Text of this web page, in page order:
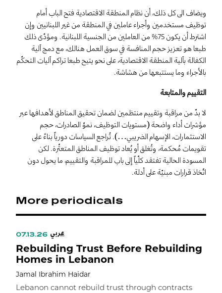
ويضاف الى كل ذلك، أن نظام المنطقة الاقتصادية فتح الباب أمام
توظيف مستخدمين وأجراء عاملين في المنطقة من غير اللبنانيين وإن
اشترط أن يكون 75% من العاملين من الجنسية اللبنانية. ومؤدّى ذلك
طبعا هو تعزيز حجم المنافسة في سوق العمل هنالك، مع دمج آلية
الكفالة بآلية المنطقة الاقتصادية، على نحو يتيح طبعا تراكم آليات التحكّم
بالأجراء وما يستتبعها من هشاشة.
التقييم والمتابعة
لا بدّ من مراقبة وتقييم منتظمين لضمان تحقيق المناطق لأهدافها عبر
مؤشرات أداء واضحة (مستويات التوظيف، نموّ الصادرات، حجم
الاستثمارات، الإسهام الضريبي…). تُراجع السياسات دورياً بناءً على
تقويمات مُحكمة، وتُغلق أو يُعاد توظيف المناطق المتعثّرة. لكن
المسودة الحالية تفتقد كلّياً إلى باب للمراقبة والتقييم، ما يحول دون
اتّخاذ قرارات مبنيّة على أدلة.
More periodicals
07.13.26 عربي
Rebuilding Trust Before Rebuilding
Homes in Lebanon
Jamal Ibrahim Haidar
Lebanon cannot rebuild trust through contracts